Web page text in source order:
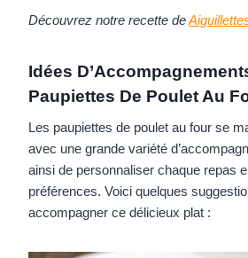
Découvrez notre recette de
Idées
Paupiettes De Poulet Au
Les paupiettes de poulet au four se
avec une grande variété
ainsi de personnaliser chaque repas
préférences. Voici quelques
accompagner ce délicieux plat :